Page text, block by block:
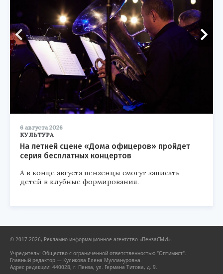
6 августа 2026
КУЛЬТУРА
На летней сцене «Дома офицеров» пройдет
серия бесплатных концертов
А в конце августа пензенцы смогут записать
детей в клубные формирования.
© 2017-2026, Рекламно-информационное агентство «ПензаСМИ».
Учредитель: Общество с ограниченной ответственностью "Оптимист".
Главный редактор — Куликова Елена Муллануровна.
Адрес редакции: 440028, г. Пенза, ул. Германа Титова, д. 9.